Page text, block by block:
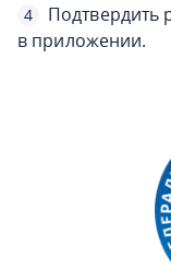
Подтвердить
в приложении.